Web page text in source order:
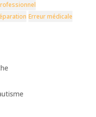
Erreur médicale